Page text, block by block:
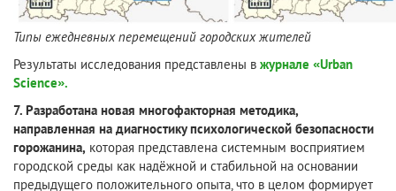
Типы ежедневных перемещений городских жителей
Результаты исследования представлены в журнале «Urban
Science».
7. Разработана новая многофакторная методика,
направленная на диагностику психологической безопасности
горожанина, которая представлена системным восприятием
городской среды как надёжной и стабильной на основании
предыдущего положительного опыта, что в целом формирует